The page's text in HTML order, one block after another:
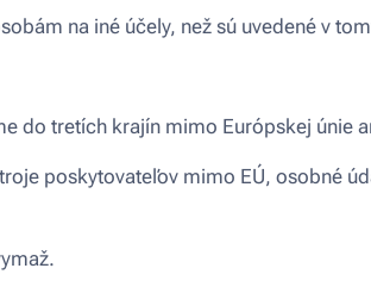
na iné účely, než sú uvedené v
do tretích krajín mimo Európskej únie
poskytovateľov mimo EÚ, osobné